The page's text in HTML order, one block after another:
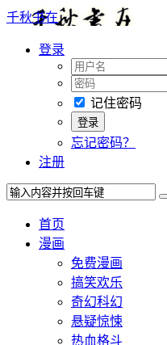
千秋书在
登录
记住密码
忘记密码？
注册
首页
漫画
免费漫画
搞笑欢乐
奇幻科幻
悬疑惊悚
热血格斗